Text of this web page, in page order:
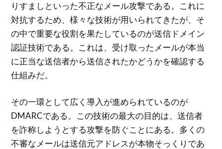
りすましといった不正なメール攻撃である。これに
対抗するため、様々な技術が用いられてきたが、そ
の中で重要な役割を果たしているのが送信ドメイン
認証技術である。これは、受け取ったメールが本当
に正当な送信者から送信されたかどうかを確認する
仕組みだ。
その一環として広く導入が進められているのが
DMARCである。この技術の最大の目的は、送信者
を詐称しようとする攻撃を防ぐことにある。多くの
不審なメールは送信元アドレスが本物そっくりであ